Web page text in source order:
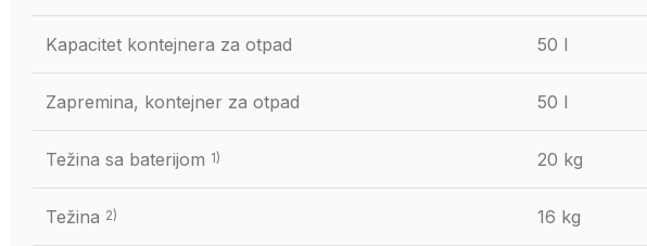
Kapacitet kontejnera za otpad 50 l
Zapremina, kontejner za otpad 50 l
Težina sa baterijom 1) 20 kg
Težina 2) 16 kg